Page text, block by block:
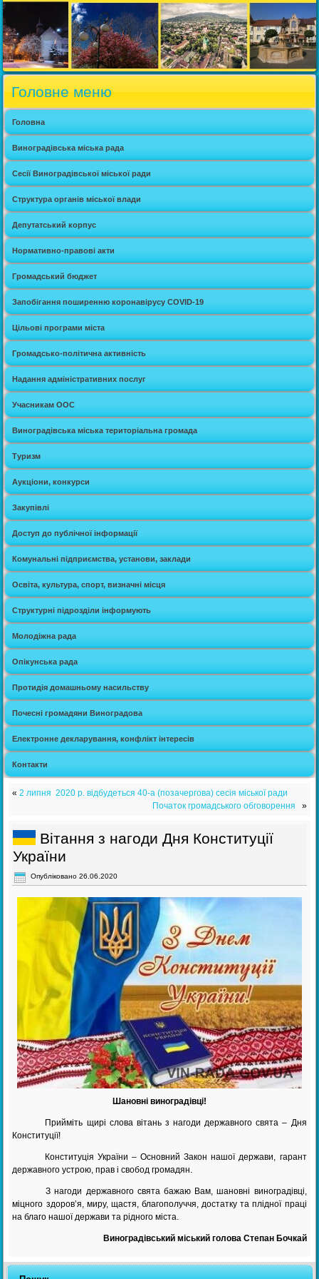
Головне меню
Головна
Виноградівська міська рада
Сесії Виноградівської міської ради
Структура органів міської влади
Депутатський корпус
Нормативно-правові акти
Громадський бюджет
Запобігання поширенню коронавірусу COVID-19
Цільові програми міста
Громадсько-політична активність
Надання адміністративних послуг
Учасникам ООС
Виноградівська міська територіальна громада
Туризм
Аукціони, конкурси
Закупівлі
Доступ до публічної інформації
Комунальні підприємства, установи, заклади
Освіта, культура, спорт, визначні місця
Структурні підрозділи інформують
Молодіжна рада
Опікунська рада
Протидія домашньому насильству
Почесні громадяни Виноградова
Електронне декларування, конфлікт інтересів
Контакти
«2 липня 2020 р. відбудеться 40-а (позачергова) сесія міської ради
Початок громадського обговорення
»
Вітання з нагоди Дня Конституції
України
Опубліковано 26.06.2020
Шановні виноградівці!
Прийміть щирі слова вітань з нагоди державного свята – Дня
Конституції!
Конституція України – Основний Закон нашої держави, гарант
державного устрою, прав і свобод громадян.
З нагоди державного свята бажаю Вам, шановні виноградівці,
міцного здоров’я, миру, щастя, благополуччя, достатку та плідної праці
на благо нашої держави та рідного міста.
Виноградівський міський голова Степан Бочкай